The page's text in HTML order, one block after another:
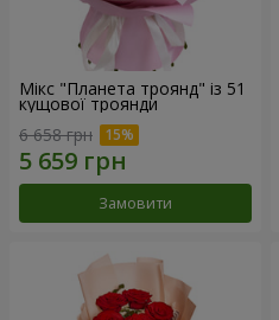
Мікс "Планета троянд" із 51
кущової троянди
6 658 грн
Замовити